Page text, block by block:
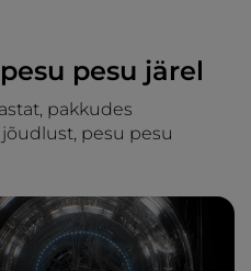
pesu järel
pakkudes
pesu pesu